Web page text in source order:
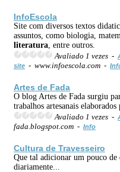
InfoEscola
Site com diversos textos
assuntos, como biologia,
literatura , entre outros.
Avaliado 1 vezes -
site - www.infoescola.com -
Artes de Fada
O blog Artes de Fada surgiu
trabalhos artesanais
Avaliado 1 vezes -
fada.blogspot.com - Info
Cultura de Travesseiro
Que tal adicionar um pouco de
diariamente...